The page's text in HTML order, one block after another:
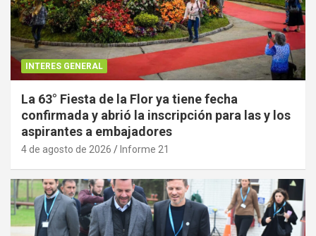
INTERES GENERAL
La 63° Fiesta de la Flor ya tiene fecha
confirmada y abrió la inscripción para las y los
aspirantes a embajadores
4 de agosto de 2026 Informe 21